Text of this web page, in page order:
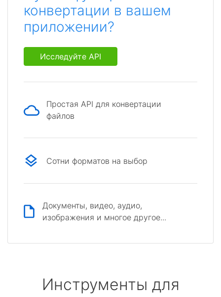
конвертации в вашем
приложении?
Исследуйте API
Простая API для конвертации
файлов
Сотни форматов на выбор
Документы, видео, аудио,
изображения и многое другое...
Инструменты для